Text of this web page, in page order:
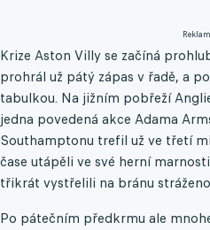
Krize Aston Villy se začíná
prohrál už pátý zápas v řadě, a
tabulkou. Na jižním pobřeží
jedna povedená akce Adama
Southamptonu trefil už ve třetí
čase utápěli ve své herní
třikrát vystřelili na bránu
Po pátečním předkrmu ale